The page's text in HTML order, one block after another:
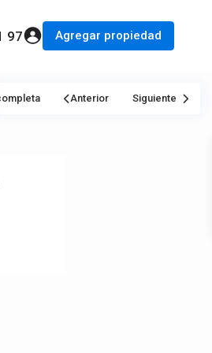
97 Agregar propiedad
Anterior Siguiente